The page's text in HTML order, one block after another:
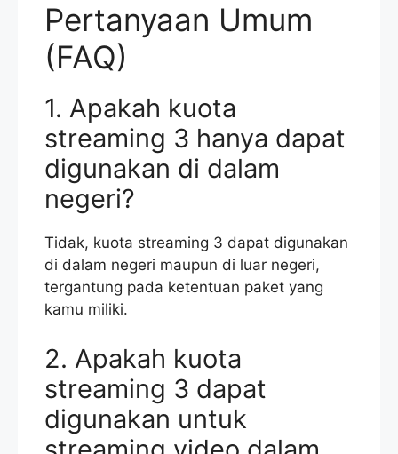
Pertanyaan Umum
(FAQ)
1. Apakah kuota
streaming 3 hanya dapat
digunakan di dalam
negeri?
Tidak, kuota streaming 3 dapat digunakan
di dalam negeri maupun di luar negeri,
tergantung pada ketentuan paket yang
kamu miliki.
2. Apakah kuota
streaming 3 dapat
digunakan untuk